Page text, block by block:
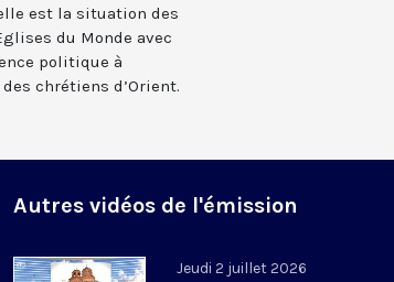
est la situation des
du Monde avec
politique à
chrétiens d’Orient.
Autres vidéos de l'émission
Jeudi 2 juillet 2026